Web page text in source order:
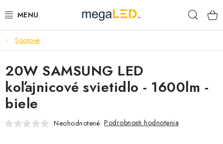
na
PRIEMYSEL
SVIETIDLÁ
ŽIAROVKY A TRUBICE
PRACOVNÉ SVIETIDLÁ
Spotové
20W SAMSUNG LED
koľajnicové svietidlo - 1600lm -
biele
Neohodnotené Podrobnosti hodnotenia